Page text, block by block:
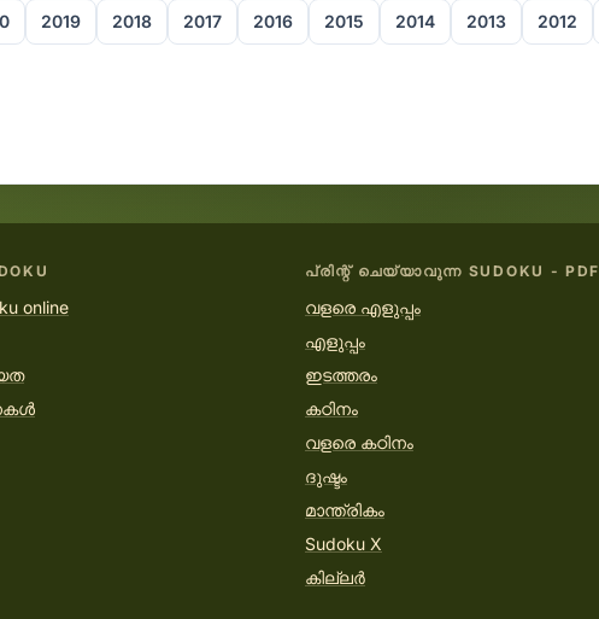
2019 2018 2017 2016 2015 2014 2013 2012
online
പ്രിന്റ് ചെയ്യാവുന്ന SUDOKU - PDF
വളരെ എളുപ്പം
എളുപ്പം
ഇടത്തരം
കഠിനം
വളരെ കഠിനം
ദുഷ്ടം
മാന്ത്രികം
Sudoku X
കില്ലർ